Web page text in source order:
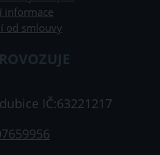
informace
od smlouvy
IČ:63221217